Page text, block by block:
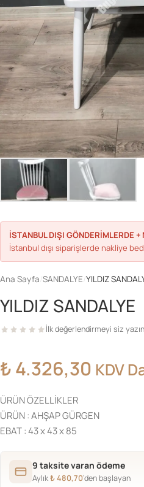
İSTANBUL DIŞI GÖNDERİMLERDE +
İstanbul dışı siparişlerde nakliye
Ana Sayfa SANDALYE YILDIZ
YILDIZ SANDALYE
İlk değerlendirmeyi siz yazın
₺4.326,30 KDV
ÜRÜN ÖZELLİKLER
ÜRÜN : AHŞAP GÜRGEN
EBAT : 43 x 43 x 85
9 taksite varan ödeme
Aylık₺480,70’den başlayan